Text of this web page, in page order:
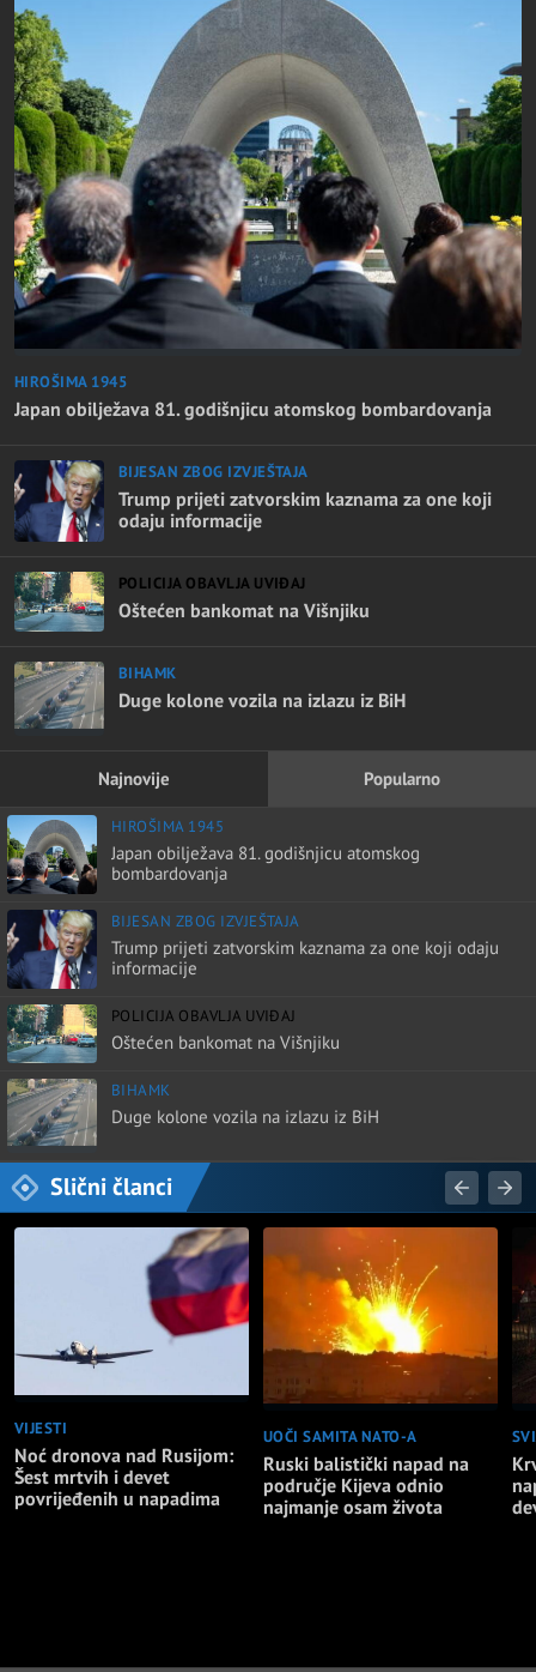
HIROŠIMA 1945
Japan obilježava 81. godišnjicu atomskog bombardovanja
BIJESAN ZBOG IZVJEŠTAJA
Trump prijeti zatvorskim kaznama za one koji
odaju informacije
POLICIJA OBAVLJA UVIĐAJ
Oštećen bankomat na Višnjiku
BIHAMK
Duge kolone vozila na izlazu iz BiH
Najnovije Popularno
HIROŠIMA 1945
Japan obilježava 81. godišnjicu atomskog
bombardovanja
BIJESAN ZBOG IZVJEŠTAJA
Trump prijeti zatvorskim kaznama za one koji odaju
informacije
POLICIJA OBAVLJA UVIĐAJ
Oštećen bankomat na Višnjiku
BIHAMK
Duge kolone vozila na izlazu iz BiH
Slični članci
VIJESTI
Noć dronova nad Rusijom:
Šest mrtvih i devet
povrijeđenih u napadima
UOČI SAMITA NATO-A
Ruski balistički napad na
područje Kijeva odnio
najmanje osam života